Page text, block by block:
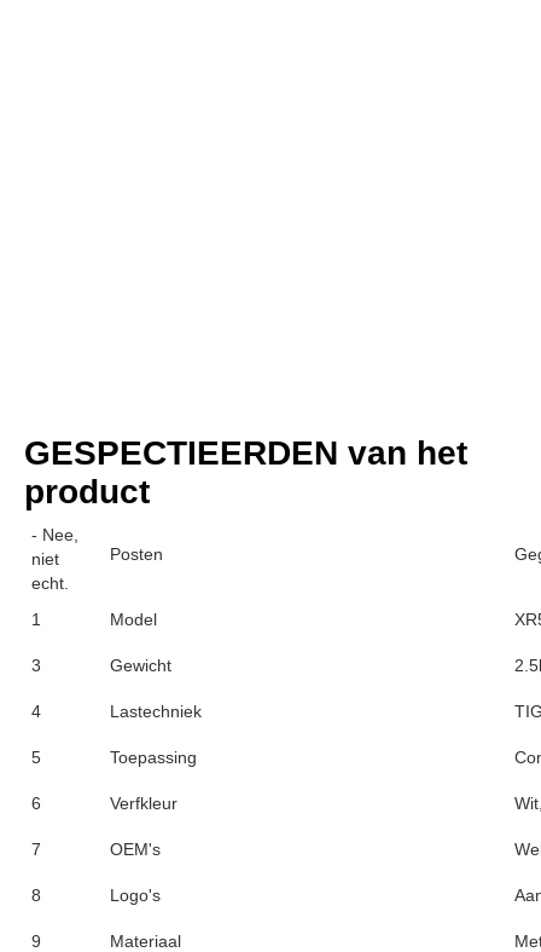
GESPECTIEERDEN van het
product
- Nee,
niet
echt.
Posten
1 Model
3 Gewicht
4 Lastechniek
5 Toepassing
6 Verfkleur
7 OEM's
8 Logo's
9 Materiaal